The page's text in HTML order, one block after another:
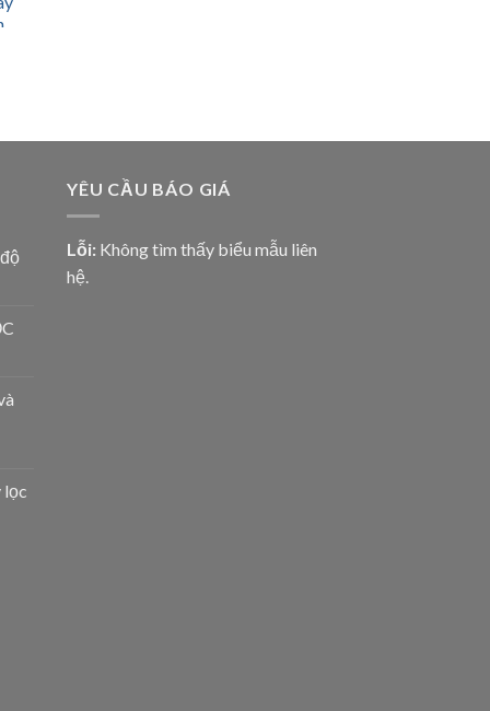
lọc
YÊU CẦU BÁO GIÁ
Lỗi: Không tìm thấy biểu mẫu liên
hệ.